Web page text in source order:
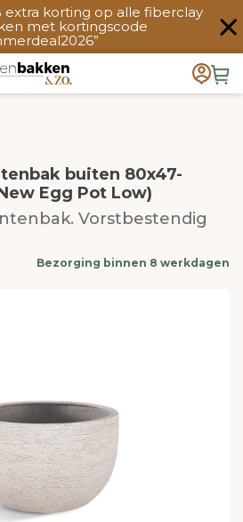
extra korting op alle fiberclay
met kortingscode
buiten 80x47-
Egg Pot Low)
Vorstbestendig
Bezorging binnen 8 werkdagen